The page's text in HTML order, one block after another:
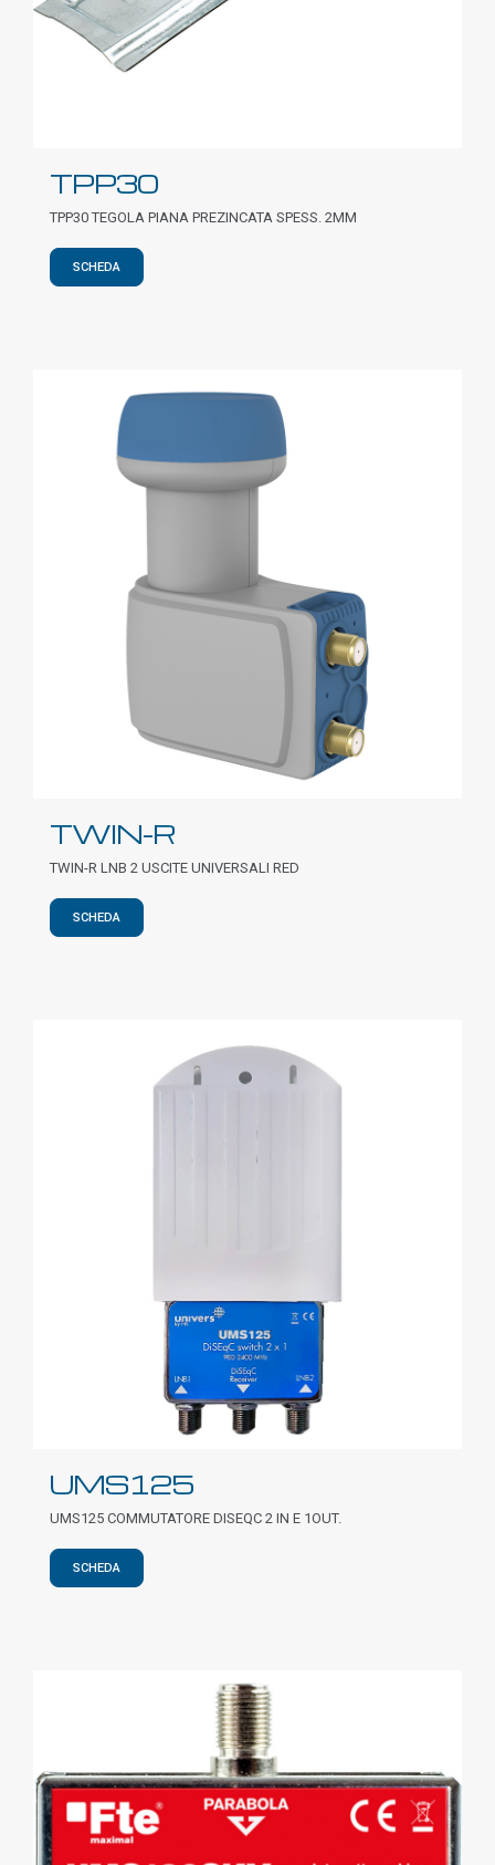
TPP30
TPP30 TEGOLA PIANA PREZINCATA SPESS. 2MM
SCHEDA
TWIN-R
TWIN-R LNB 2 USCITE UNIVERSALI RED
SCHEDA
UMS125
UMS125 COMMUTATORE DISEQC 2 IN E 1OUT.
SCHEDA